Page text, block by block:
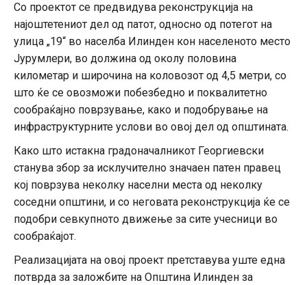
Со проектот се предвидува реконструкција на
најоштетениот дел од патот, односно од потегот на
улица „19“ во населба Илинден кон населеното место
Јурумлери, во должина од околу половина
километар и широчина на коловозот од 4,5 метри, со
што ќе се овозможи побезбедно и поквалитетно
сообраќајно поврзување, како и подобрување на
инфраструктурните услови во овој дел од општината.
Како што истакна градоначалникот Георгиевски
станува збор за исклучително значаен патен правец
кој поврзува неколку населни места од неколку
соседни општини, и со неговата реконструкција ќе се
подобри севкупното движење за сите учесници во
сообраќајот.
Реализацијата на овој проект претставува уште една
потврда за заложбите на Општина Илинден за